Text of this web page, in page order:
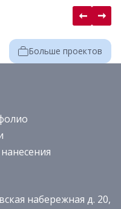
Больше проектов
набережная д. 20,